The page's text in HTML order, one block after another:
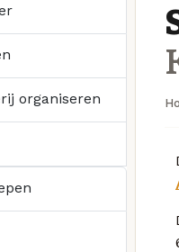
organiseren